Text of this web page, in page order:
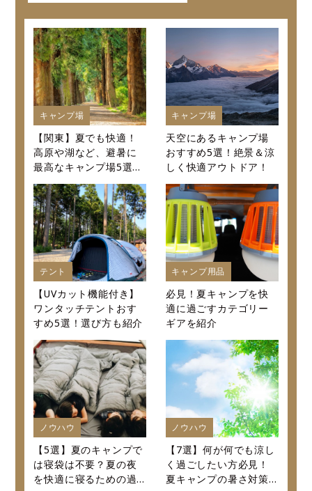
キャンプ場
【関東】夏でも快適！
高原や湖など、避暑に
最高なキャンプ場5選～
口コミから値段まで徹
底紹介～
キャンプ場
天空にあるキャンプ場
おすすめ5選！絶景＆涼
しく快適アウトドア！
テント
【UVカット機能付き】
ワンタッチテントおす
すめ5選！選び方も紹介
キャンプ用品
必見！夏キャンプを快
適に過ごすカテゴリー
ギアを紹介
ノウハウ
【5選】夏のキャンプで
は寝袋は不要？夏の夜
を快適に寝るための過
ノウハウ
【7選】何が何でも涼し
く過ごしたい方必見！
夏キャンプの暑さ対策